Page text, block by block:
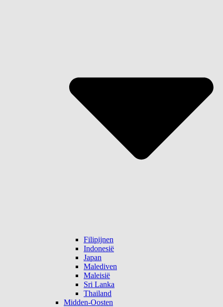
Filipijnen
Indonesië
Japan
Malediven
Maleisië
Sri Lanka
Thailand
Midden-Oosten